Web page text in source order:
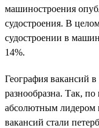
машиностроения
судостроения. В
судостроении в
14%.
География вакансий в
разнообразна. Так,
абсолютным лидером
вакансий стали